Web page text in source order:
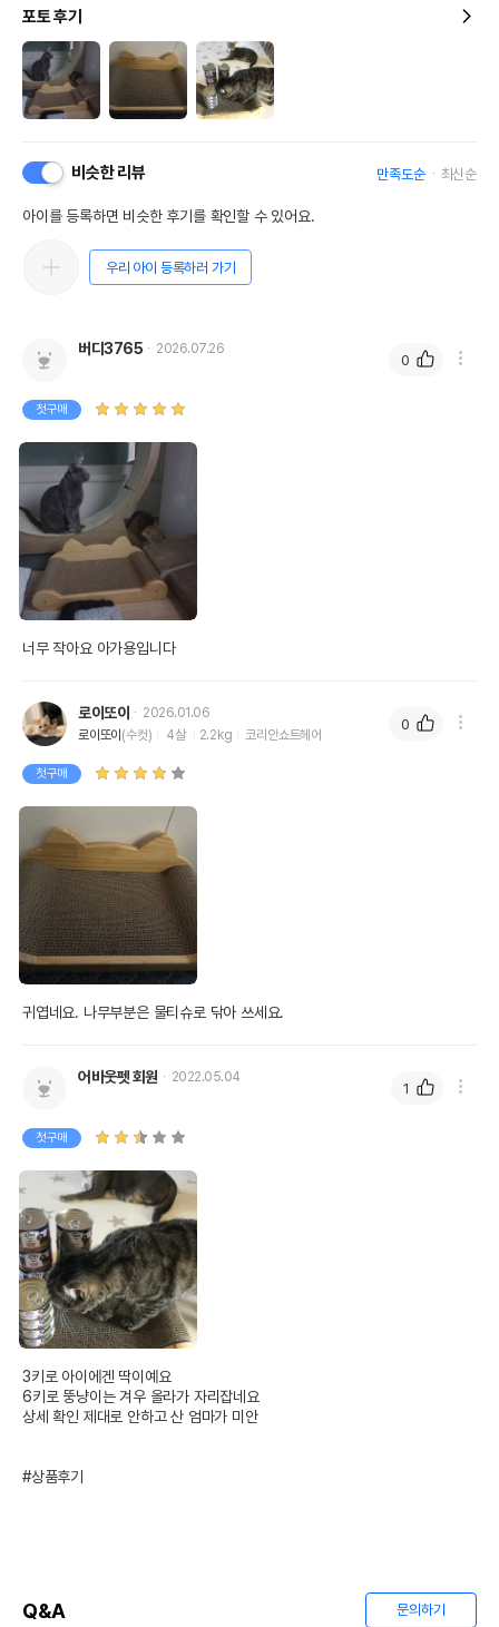
포토 후기
비슷한 리뷰 만족도순 최신순
아이를 등록하면 비슷한 후기를 확인할 수 있어요.
우리 아이 등록하러 가기
버디3765 2026.07.26
첫구매
너무 작아요 아가용입니다
0
로이또이
2026.01.06
로이또이 (수컷) 4살 2.2kg 코리안쇼트헤어
첫구매
귀엽네요. 나무부분은 물티슈로 닦아 쓰세요.
0
어바웃펫 회원 2022.05.04
첫구매
3키로 아이에겐 딱이예요
6키로 뚱냥이는 겨우 올라가 자리잡네요
상세 확인 제대로 안하고 산 엄마가 미안
#상품후기
1
Q&A 문의하기